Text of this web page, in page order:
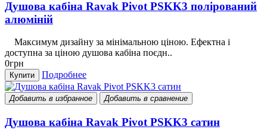
Душова кабіна Ravak Pivot PSKK3 полірований
алюміній
Максимум дизайну за мінімальною ціною. Ефектна і
доступна за ціною душова кабіна поєдн..
0грн
Купити Подробнее
Добавить в избранное Добавить в сравнение
Душова кабіна Ravak Pivot PSKK3 сатин